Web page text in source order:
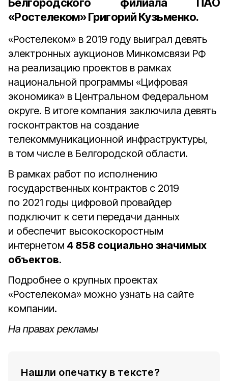
«Ростелеком» Григорий Кузьменко.
«Ростелеком» в 2019 году выиграл девять
электронных аукционов Минкомсвязи РФ
на реализацию проектов в рамках
национальной программы «Цифровая
экономика» в Центральном Федеральном
округе. В итоге компания заключила девять
госконтрактов на создание
телекоммуникационной инфраструктуры,
в том числе в Белгородской области.
В рамках работ по исполнению
государственных контрактов с 2019
по 2021 годы цифровой провайдер
подключит к сети передачи данных
и обеспечит высокоскоростным
интернетом 4 858 социально значимых
объектов.
Подробнее о крупных проектах
«Ростелекома» можно узнать на сайте
компании.
На правах рекламы
Нашли опечатку в тексте?